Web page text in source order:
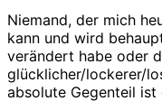
Niemand, der mich
kann und wird
verändert habe oder
glücklicher/lockerer/
absolute Gegenteil